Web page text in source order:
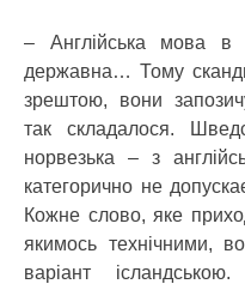
– Англійська мова в
державна… Тому
зрештою, вони
так складалося.
норвезька – з
категорично не
Кожне слово, яке
якимось технічними,
варіант